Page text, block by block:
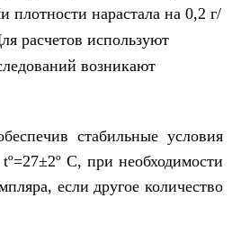
плотности нарастала на 0,2 г/
расчетов используют
возникают
стабильные условия
C, при необходимости
если другое количество